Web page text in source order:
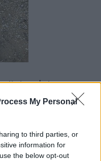
My Personal
to third parties, or
information for
the below opt-out
tra sabato e
sui social. A